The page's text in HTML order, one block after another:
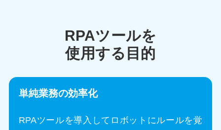
RPAツールを
使用する目的
単純業務の効率化
RPAツールを導入してロボットにルールを覚